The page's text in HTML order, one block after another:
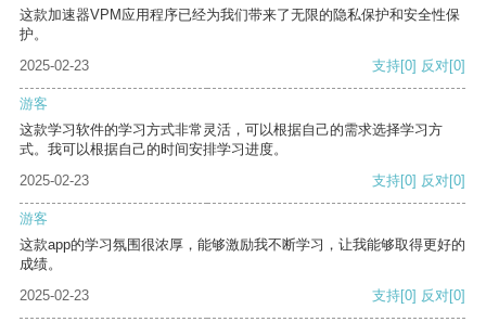
这款加速器VPM应用程序已经为我们带来了无限的隐私保护和安全性保
护。
2025-02-23
支持[0] 反对[0]
游客
这款学习软件的学习方式非常灵活，可以根据自己的需求选择学习方
式。我可以根据自己的时间安排学习进度。
2025-02-23
支持[0] 反对[0]
游客
这款app的学习氛围很浓厚，能够激励我不断学习，让我能够取得更好的
成绩。
2025-02-23
支持[0] 反对[0]